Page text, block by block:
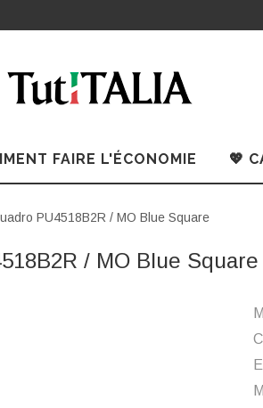
FAIRE L'ÉCONOMIE 💖
PU4518B2R / MO Blue Square
/ MO Blue Square